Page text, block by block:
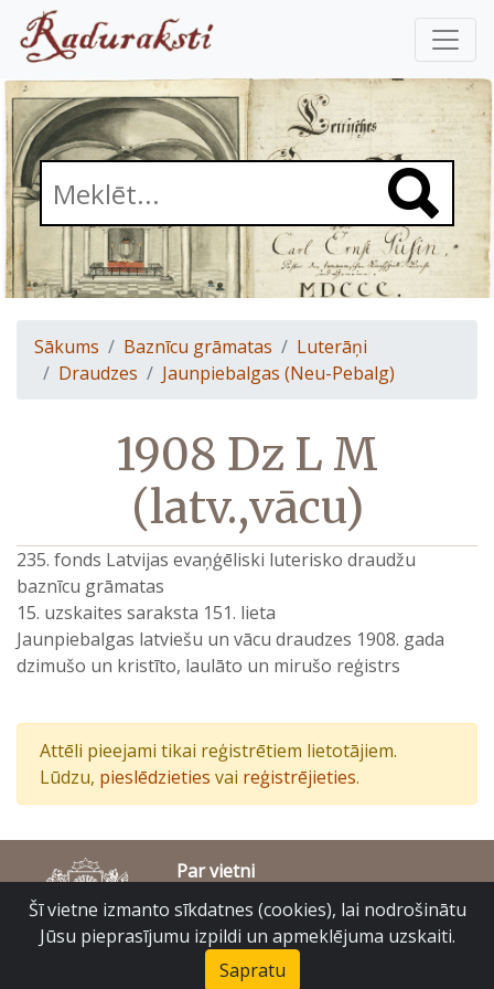
Sākums Baznīcu grāmatas
Luterāņi
Draudzes
Jaunpiebalgas (Neu-Pebalg)
1908 Dz L M
(latv.,vācu)
235. fonds Latvijas evaņģēliski luterisko draudžu
baznīcu grāmatas
15. uzskaites saraksta 151. lieta
Jaunpiebalgas latviešu un vācu draudzes 1908. gada
dzimušo un kristīto, laulāto un mirušo reģistrs
Attēli pieejami tikai reģistrētiem lietotājiem.
Lūdzu, pieslēdzieties vai reģistrējieties.
Par vietni
Piekļūstamības paziņojums
© Latvijas Valsts vēstures arhīvs 2007-2026
Slokas iela 16, Rīga, LV – 1048
Šī vietne izmanto sīkdatnes (cookies), lai nodrošinātu
Jūsu pieprasījumu izpildi un apmeklējuma uzskaiti.
Sapratu